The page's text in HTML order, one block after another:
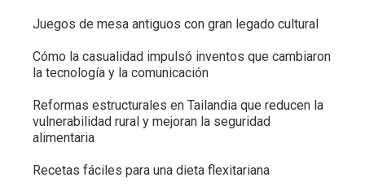
Juegos de mesa antiguos con gran legado cultural
Cómo la casualidad impulsó inventos que cambiaron
la tecnología y la comunicación
Reformas estructurales en Tailandia que reducen la
vulnerabilidad rural y mejoran la seguridad
alimentaria
Recetas fáciles para una dieta flexitariana